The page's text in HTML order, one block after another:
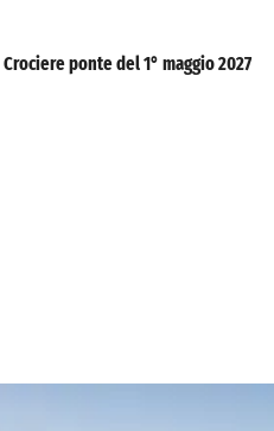
Crociere ponte del 1° maggio 2027